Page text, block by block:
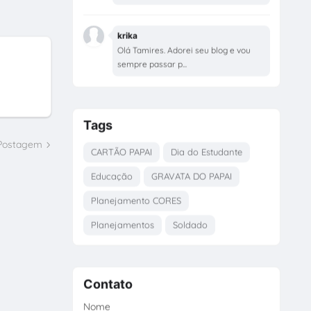
krika
Olá Tamires. Adorei seu blog e vou
sempre passar p...
Tags
CARTÃO PAPAI Dia do Estudante
Educação GRAVATA DO PAPAI
Planejamento CORES
Planejamentos Soldado
Contato
Nome